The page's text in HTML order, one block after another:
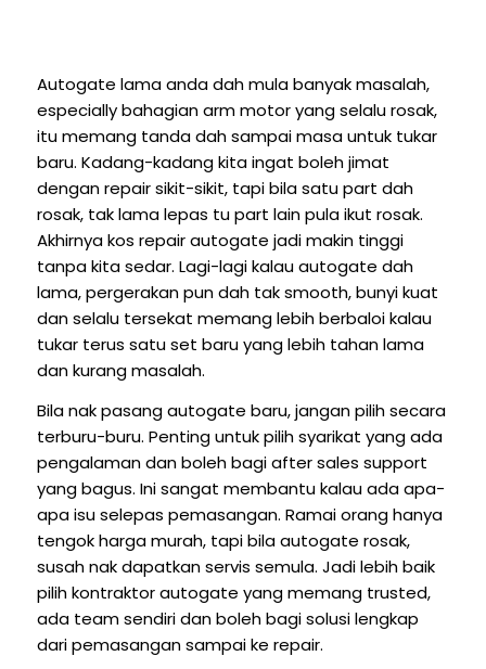
Autogate lama anda dah mula banyak masalah,
especially bahagian arm motor yang selalu rosak,
itu memang tanda dah sampai masa untuk tukar
baru. Kadang-kadang kita ingat boleh jimat
dengan repair sikit-sikit, tapi bila satu part dah
rosak, tak lama lepas tu part lain pula ikut rosak.
Akhirnya kos repair autogate jadi makin tinggi
tanpa kita sedar. Lagi-lagi kalau autogate dah
lama, pergerakan pun dah tak smooth, bunyi kuat
dan selalu tersekat memang lebih berbaloi kalau
tukar terus satu set baru yang lebih tahan lama
dan kurang masalah.
Bila nak pasang autogate baru, jangan pilih secara
terburu-buru. Penting untuk pilih syarikat yang ada
pengalaman dan boleh bagi after sales support
yang bagus. Ini sangat membantu kalau ada apa-
apa isu selepas pemasangan. Ramai orang hanya
tengok harga murah, tapi bila autogate rosak,
susah nak dapatkan servis semula. Jadi lebih baik
pilih kontraktor autogate yang memang trusted,
ada team sendiri dan boleh bagi solusi lengkap
dari pemasangan sampai ke repair.